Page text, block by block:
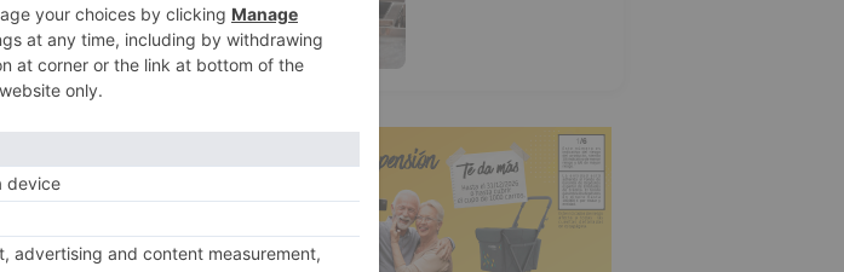
lugar una reunión
la Cámara de
Isabel I, las
la
les dio a
de buenas